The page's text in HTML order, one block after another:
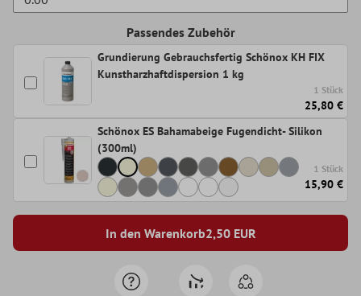
Passendes Zubehör
Grundierung Gebrauchsfertig Schönox KH FIX
Kunstharzhaftdispersion 1 kg
1 Stück
25,80 €
Schönox ES Bahamabeige Fugendicht- Silikon
(300ml)
1 Stück
15,90 €
In den Warenkorb2,50EUR